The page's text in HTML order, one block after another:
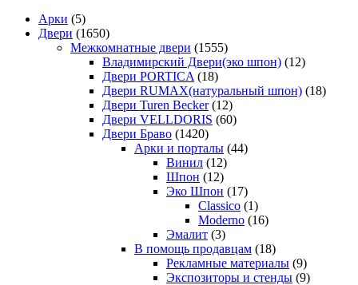
Арки (5)
Двери (1650)
Межкомнатные двери (1555)
Владимирский Двери(эко шпон) (12)
Двери PORTICA (18)
Двери RUMAX(натуральный шпон) (18)
Двери Turen Becker (12)
Двери VELLDORIS (60)
Двери Браво (1420)
Арки и порталы (44)
Винил (12)
Шпон (12)
Эко Шпон (17)
Classico (1)
Moderno (16)
Эмалит (3)
В помощь продавцам (18)
Рекламные материалы (9)
Экспозиторы и стенды (9)